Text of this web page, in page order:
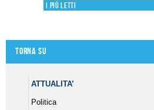
I più letti
Torna su
ATTUALITA’
Politica